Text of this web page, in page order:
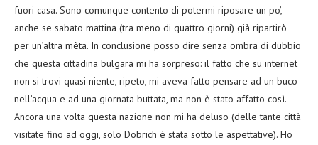
fuori casa. Sono comunque contento di potermi riposare un po’,
anche se sabato mattina (tra meno di quattro giorni) già ripartirò
per un’altra mèta. In conclusione posso dire senza ombra di dubbio
che questa cittadina bulgara mi ha sorpreso: il fatto che su internet
non si trovi quasi niente, ripeto, mi aveva fatto pensare ad un buco
nell’acqua e ad una giornata buttata, ma non è stato affatto così.
Ancora una volta questa nazione non mi ha deluso (delle tante città
visitate fino ad oggi, solo Dobrich è stata sotto le aspettative). Ho